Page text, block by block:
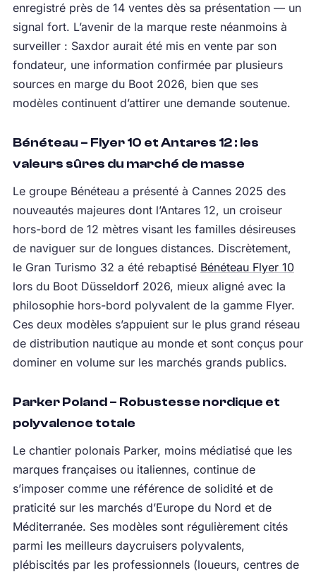
enregistré près de 14 ventes dès sa présentation — un
signal fort. L’avenir de la marque reste néanmoins à
surveiller : Saxdor aurait été mis en vente par son
fondateur, une information confirmée par plusieurs
sources en marge du Boot 2026, bien que ses
modèles continuent d’attirer une demande soutenue.
Bénéteau – Flyer 10 et Antares 12 : les
valeurs sûres du marché de masse
Le groupe Bénéteau a présenté à Cannes 2025 des
nouveautés majeures dont l’Antares 12, un croiseur
hors-bord de 12 mètres visant les familles désireuses
de naviguer sur de longues distances. Discrètement,
le Gran Turismo 32 a été rebaptisé Bénéteau Flyer 10
lors du Boot Düsseldorf 2026, mieux aligné avec la
philosophie hors-bord polyvalent de la gamme Flyer.
Ces deux modèles s’appuient sur le plus grand réseau
de distribution nautique au monde et sont conçus pour
dominer en volume sur les marchés grands publics.
Parker Poland – Robustesse nordique et
polyvalence totale
Le chantier polonais Parker, moins médiatisé que les
marques françaises ou italiennes, continue de
s’imposer comme une référence de solidité et de
praticité sur les marchés d’Europe du Nord et de
Méditerranée. Ses modèles sont régulièrement cités
parmi les meilleurs daycruisers polyvalents,
plébiscités par les professionnels (loueurs, centres de